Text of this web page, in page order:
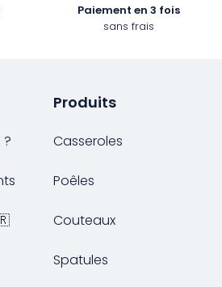
Paiement en 3 fois
sans frais
Produits
Casseroles
Poêles
Couteaux
Spatules